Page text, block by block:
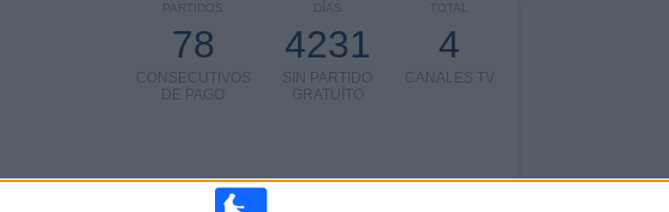
TOTAL
4
CANALES TV
DÍAS
4231
SIN PARTIDO
GRATUÍTO
PARTIDOS
78
CONSECUTIVOS
DE PAGO